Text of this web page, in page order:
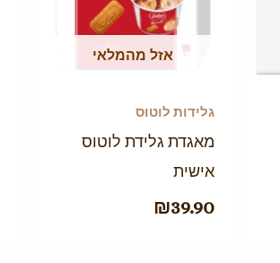
אזל מהמלאי
גלידות לוטוס
מאגדת גלידת לוטוס
אישית
₪39.90